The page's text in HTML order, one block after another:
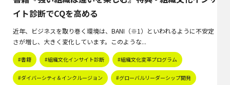
イト診断でCQを高める
近年、ビジネスを取り巻く環境は、BANI（※1）といわれるように不安定
さが増し、大きく変化しています。このような...
#書籍 #組織文化インサイト診断 #組織文化変革プログラム
#ダイバーシティ＆インクルージョン #グローバルリーダーシップ開発